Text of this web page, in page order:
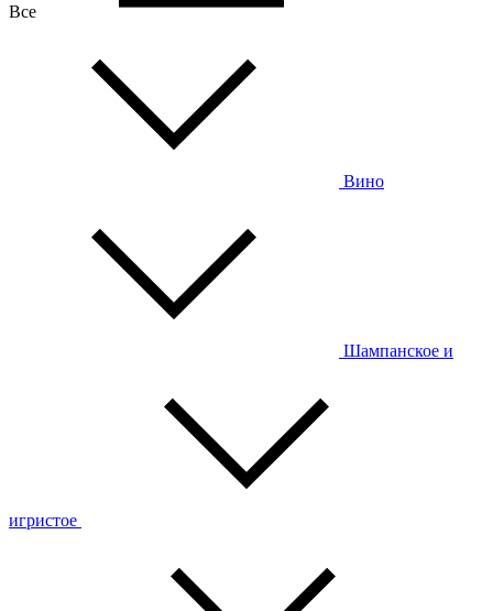
Все
Вино
Шампанское и
игристое